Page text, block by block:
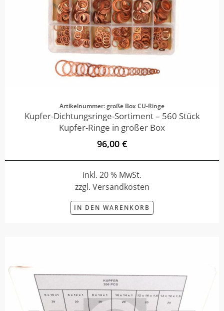
Artikelnummer: große Box CU-Ringe
Kupfer-Dichtungsringe-Sortiment – 560 Stück
Kupfer-Ringe in großer Box
96,00 €
inkl. 20 % MwSt.
zzgl. Versandkosten
IN DEN WARENKORB